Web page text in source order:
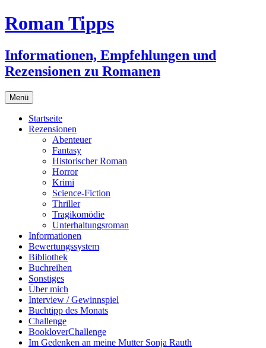
Zum
Inhalt
Roman Tipps
Informationen, Empfehlungen und
Rezensionen zu Romanen
Menü
Startseite
Rezensionen
Abenteuer
Fantasy
Historischer Roman
Horror
Krimi
Science-Fiction
Thriller
Tragikomödie
Unterhaltungsroman
Informationen
Bewertungssystem
Bibliothek
Buchreihen
Sonstiges
Über mich
Interview / Gewinnspiel
Buchtipp des Monats
Challenge
BookloverChallenge
Im Gedenken an meine Mutter Sonja Rauth